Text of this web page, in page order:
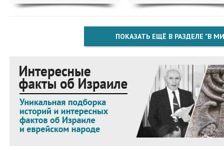
ПОКАЗАТЬ ЕЩЁ В РАЗДЕЛЕ "В